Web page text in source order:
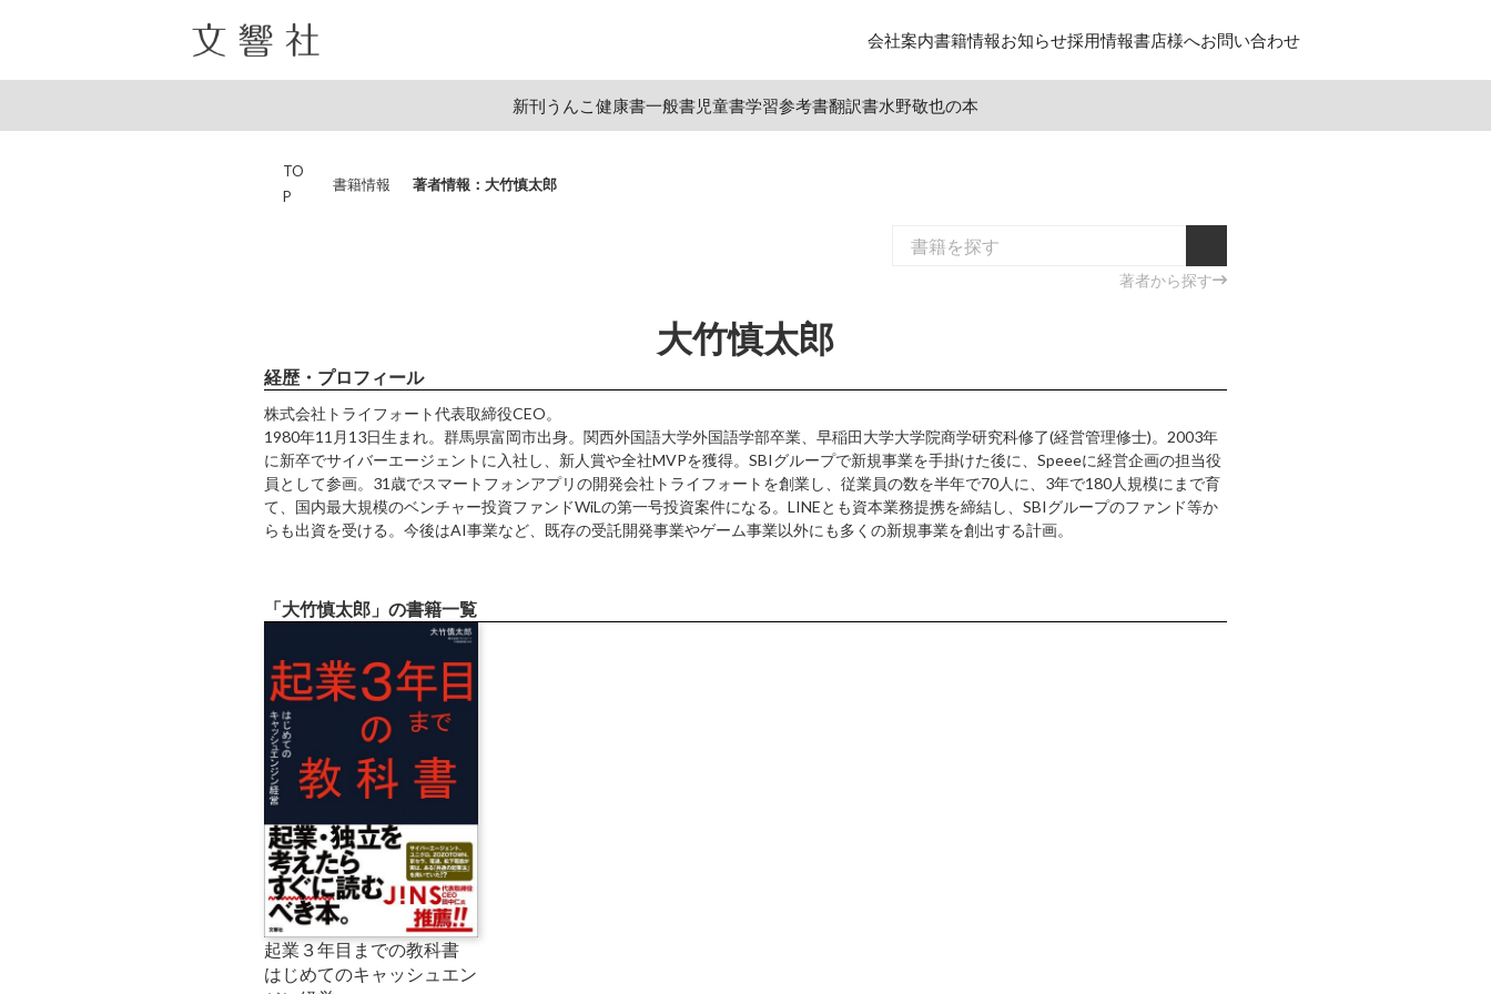
会社案内書籍情報お知らせ採用情報書店様へお問い合わせ
新刊うんこ 健康書一般書児童書学習参考書翻訳書水野敬也の本
TO
P
書籍情報 著者情報：大竹慎太郎
著者から探す
大竹慎太郎
経歴・プロフィール
株式会社トライフォート代表取締役CEO。
1980年11月13日生まれ。群馬県富岡市出身。関西外国語大学外国語学部卒業、早稲田大学大学院商学研究科修了(経営管理修士)。2003年
に新卒でサイバーエージェントに入社し、新人賞や全社MVPを獲得。SBIグループで新規事業を手掛けた後に、Speeeに経営企画の担当役
員として参画。31歳でスマートフォンアプリの開発会社トライフォートを創業し、従業員の数を半年で70人に、3年で180人規模にまで育
て、国内最大規模のベンチャー投資ファンドWiLの第一号投資案件になる。LINEとも資本業務提携を締結し、SBIグループのファンド等か
らも出資を受ける。今後はAI事業など、既存の受託開発事業やゲーム事業以外にも多くの新規事業を創出する計画。
「大竹慎太郎」の書籍一覧
起業３年目までの教科書
はじめてのキャッシュエン